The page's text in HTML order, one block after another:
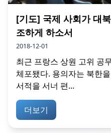
[기도] 국제 사회가 대
조하게 하소서
2018-12-01
최근 프랑스 상원 고위 공
체포됐다. 용의자는 북한
서적을 서너 편...
더보기